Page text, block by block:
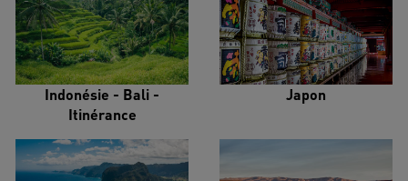
Indonésie - Bali -
Itinérance
Japon